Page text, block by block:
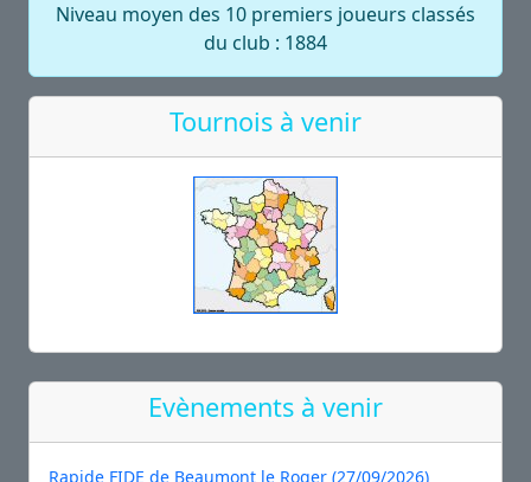
Niveau moyen des 10 premiers joueurs classés
du club : 1884
Tournois à venir
Evènements à venir
Rapide FIDE de Beaumont le Roger (27/09/2026)